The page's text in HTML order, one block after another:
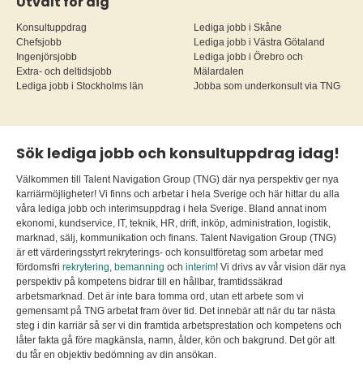
Konsultuppdrag
Chefsjobb
Ingenjörsjobb
Extra- och deltidsjobb
Lediga jobb i Stockholms län
Lediga jobb i Skåne
Lediga jobb i Västra Götaland
Lediga jobb i Örebro och
Mälardalen
Jobba som underkonsult via TNG
Sök lediga jobb och konsultuppdrag idag!
Välkommen till Talent Navigation Group (TNG) där nya perspektiv ger nya
karriärmöjligheter! Vi finns och arbetar i hela Sverige och här hittar du alla
våra lediga jobb och interimsuppdrag i hela Sverige. Bland annat inom
ekonomi, kundservice, IT, teknik, HR, drift, inköp, administration, logistik,
marknad, sälj, kommunikation och finans. Talent Navigation Group (TNG)
är ett värderingsstyrt rekryterings- och konsultföretag som arbetar med
fördomsfri rekrytering, bemanning och interim! Vi drivs av vår vision där nya
perspektiv på kompetens bidrar till en hållbar, framtidssäkrad
arbetsmarknad. Det är inte bara tomma ord, utan ett arbete som vi
gemensamt på TNG arbetat fram över tid. Det innebär att när du tar nästa
steg i din karriär så ser vi din framtida arbetsprestation och kompetens och
låter fakta gå före magkänsla, namn, ålder, kön och bakgrund. Det gör att
du får en objektiv bedömning av din ansökan.